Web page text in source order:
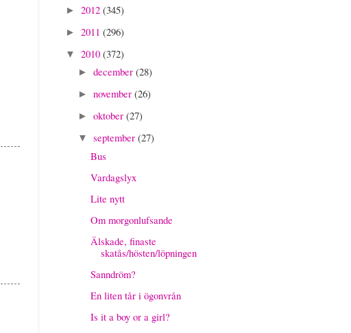
► 2012 (345)
► 2011 (296)
▼ 2010 (372)
► december (28)
► november (26)
► oktober (27)
▼ september (27)
Bus
Vardagslyx
Lite nytt
Om morgonlufsande
Älskade, finaste
skatås/hösten/löpningen
Sanndröm?
En liten tår i ögonvrån
Is it a boy or a girl?